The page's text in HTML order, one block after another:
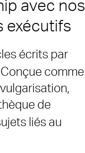
avec nos
exécutifs
écrits par
Conçue comme
de
liés au